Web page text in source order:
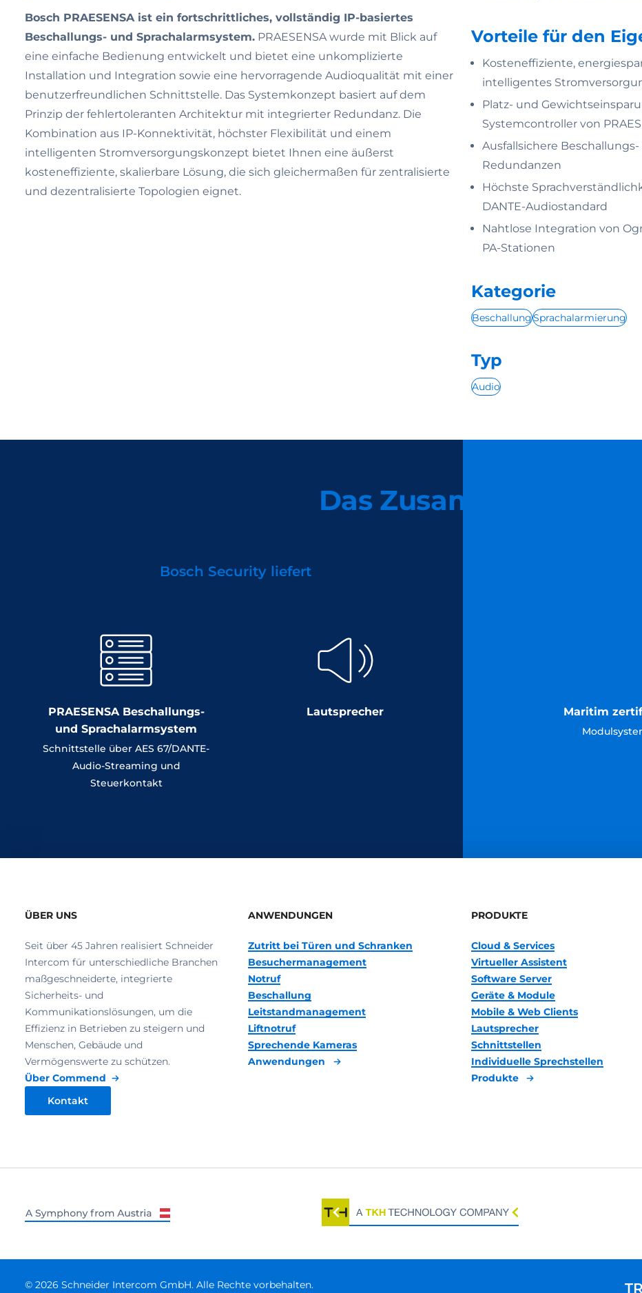
Bosch PRAESENSA ist ein fortschrittliches, vollständig IP-basiertes
Beschallungs- und Sprachalarmsystem. PRAESENSA wurde mit Blick auf
eine einfache Bedienung entwickelt und bietet eine unkomplizierte
Installation und Integration sowie eine hervorragende Audioqualität mit einer
benutzerfreundlichen Schnittstelle. Das Systemkonzept basiert auf dem
Prinzip der fehlertoleranten Architektur mit integrierter Redundanz. Die
Kombination aus IP-Konnektivität, höchster Flexibilität und einem
intelligenten Stromversorgungskonzept bietet Ihnen eine äußerst
kosteneffiziente, skalierbare Lösung, die sich gleichermaßen für zentralisierte
und dezentralisierte Topologien eignet.
Vorteile für den
Kosteneffiziente,
intelligentes
Platz- und
Systemcontroller von
Ausfallsichere
Redundanzen
Höchste
DANTE-Audiostandard
Nahtlose Integration von
PA-Stationen
Kategorie
BeschallungSprachalarmierung
Typ
Audio
Das Zusammenspiel
Bosch Security liefert
PRAESENSA Beschallungs-
und Sprachalarmsystem
Schnittstelle über AES 67/DANTE-
Audio-Streaming und
Steuerkontakt
Lautsprecher Maritim
ÜBER UNS
Seit über 45 Jahren realisiert Schneider
Intercom für unterschiedliche Branchen
maßgeschneiderte, integrierte
Sicherheits- und
Kommunikationslösungen, um die
Effizienz in Betrieben zu steigern und
Menschen, Gebäude und
Vermögenswerte zu schützen.
Über Commend
Kontakt
ANWENDUNGEN
Zutritt bei Türen und Schranken
Besuchermanagement
Notruf
Beschallung
Leitstandmanagement
Liftnotruf
Sprechende Kameras
Anwendungen
PRODUKTE
Cloud & Services
Virtueller Assistent
Software Server
Geräte & Module
Mobile & Web Clients
Lautsprecher
Schnittstellen
Individuelle Sprechstellen
Produkte
© 2026 Schneider Intercom GmbH. Alle Rechte vorbehalten.